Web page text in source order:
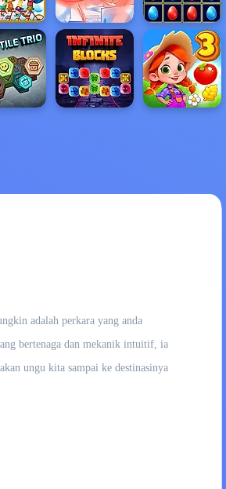
adalah perkara yang anda
bertenaga dan mekanik intuitif, ia
ungu kita sampai ke destinasinya